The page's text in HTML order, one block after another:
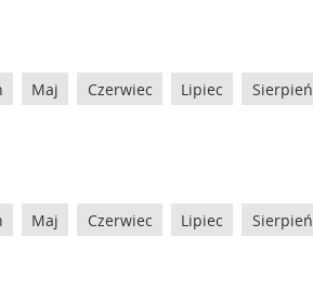
Maj Czerwiec Lipiec Sierpień
Maj Czerwiec Lipiec Sierpień